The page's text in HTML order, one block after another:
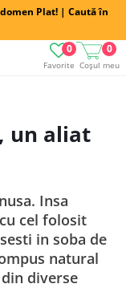
Plat! | Caută în
Favorite
0
Coșul meu
0
un aliat
Insa
cel folosit
in soba de
natural
diverse